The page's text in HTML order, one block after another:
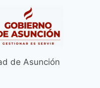
de Asunción